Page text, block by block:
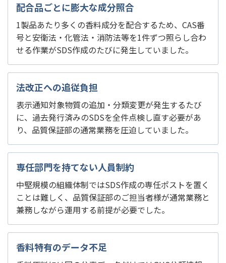
配合品ごとに膨大な成分照合
1製品あたり多くの香料成分を配合するため、CAS番
号と安衛法・化管法・消防法等を1件ずつ照らし合わ
せる作業がSDS作成のたびに発生していました。
法改正への追従負担
表示通知対象物質の追加・分類変更が発生するたび
に、過去発行済みのSDSを全件点検し直す必要があ
り、品質保証部の通常業務を圧迫していました。
専任部門を持てない人員制約
中堅規模の組織体制ではSDS作成の専任ポストを置く
ことは難しく、品質保証部のご担当者様が通常業務と
兼務しながら運用する前提が必要でした。
香料特有のデータ不足